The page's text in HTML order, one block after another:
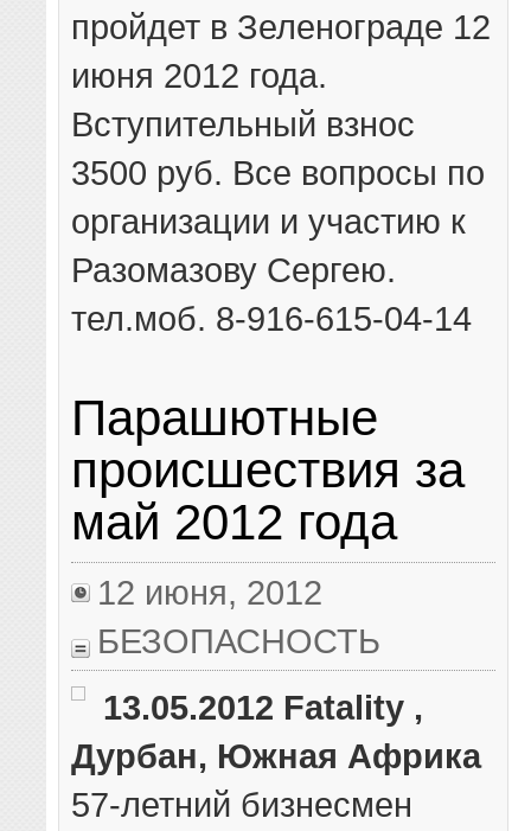
пройдет в Зеленограде 12
июня 2012 года.
Вступительный взнос
3500 руб. Все вопросы по
организации и участию к
Разомазову Сергею.
тел.моб. 8-916-615-04-14
Парашютные
происшествия за
май 2012 года
12 июня, 2012
БЕЗОПАСНОСТЬ
13.05.2012 Fatality ,
Дурбан, Южная Африка
57-летний бизнесмен